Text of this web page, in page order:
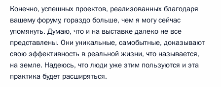
Конечно, успешных проектов, реализованных благодаря
вашему форуму, гораздо больше, чем я могу сейчас
упомянуть. Думаю, что и на выставке далеко не все
представлены. Они уникальные, самобытные, доказывают
свою эффективность в реальной жизни, что называется,
на земле. Надеюсь, что люди уже этим пользуются и эта
практика будет расширяться.